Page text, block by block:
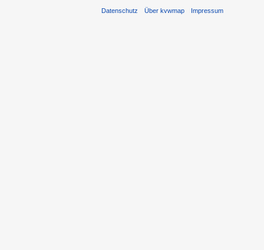
Datenschutz Über kvwmap Impressum